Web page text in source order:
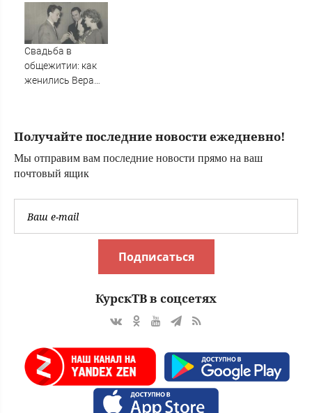
старения
Свадьба в
общежитии: как
женились Вера
студенческая
прожившая
Получайте последние новости ежедневно!
Мы отправим вам последние новости прямо на ваш
почтовый ящик
Подписаться
КурскТВ в соцсетях